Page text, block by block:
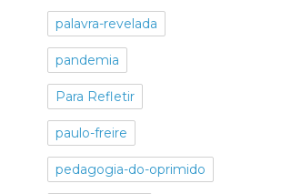
palavra-revelada
pandemia
Para Refletir
paulo-freire
pedagogia-do-oprimido